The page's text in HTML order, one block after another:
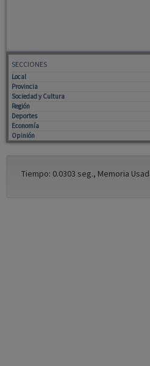
SECCIONES
Local
Provincia
Sociedad y Cultura
Región
Deportes
Economía
Opinión
Tiempo: 0.0303 seg., Memoria